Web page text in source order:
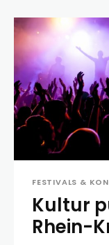
FESTIVALS &
Kultur
Rhein-